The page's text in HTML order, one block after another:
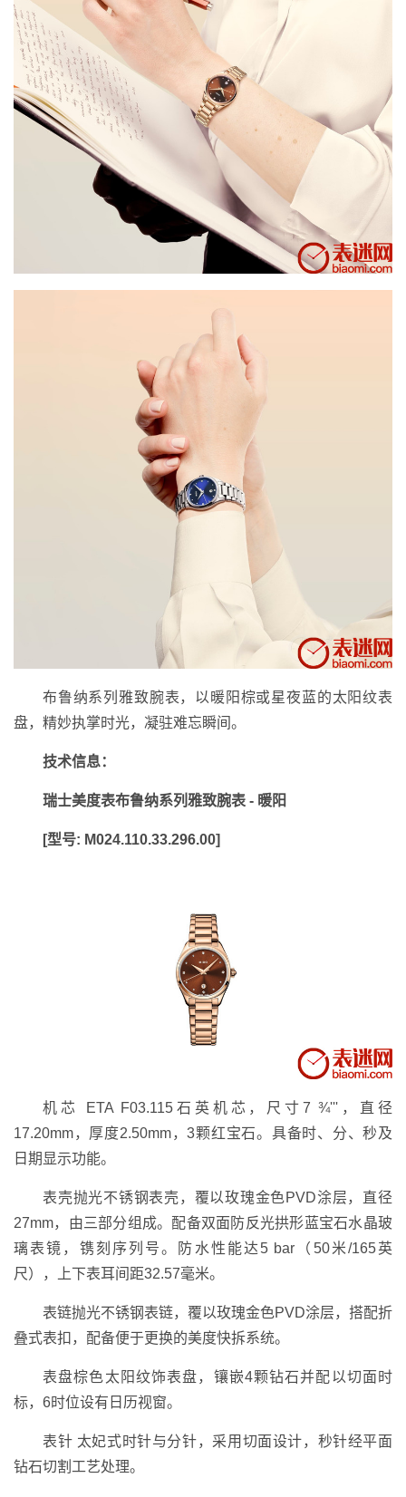
布鲁纳系列雅致腕表，以暖阳棕或星夜蓝的太阳纹表
盘，精妙执掌时光，凝驻难忘瞬间。
技术信息：
瑞士美度表布鲁纳系列雅致腕表 - 暖阳
[型号: M024.110.33.296.00]
机芯 ETA F03.115石英机芯，尺寸7 ¾'''，直径
17.20mm，厚度2.50mm，3颗红宝石。具备时、分、秒及
日期显示功能。
表壳抛光不锈钢表壳，覆以玫瑰金色PVD涂层，直径
27mm，由三部分组成。配备双面防反光拱形蓝宝石水晶玻
璃表镜，镌刻序列号。防水性能达5 bar（50米/165英
尺），上下表耳间距32.57毫米。
表链抛光不锈钢表链，覆以玫瑰金色PVD涂层，搭配折
叠式表扣，配备便于更换的美度快拆系统。
表盘棕色太阳纹饰表盘，镶嵌4颗钻石并配以切面时
标，6时位设有日历视窗。
表针 太妃式时针与分针，采用切面设计，秒针经平面
钻石切割工艺处理。